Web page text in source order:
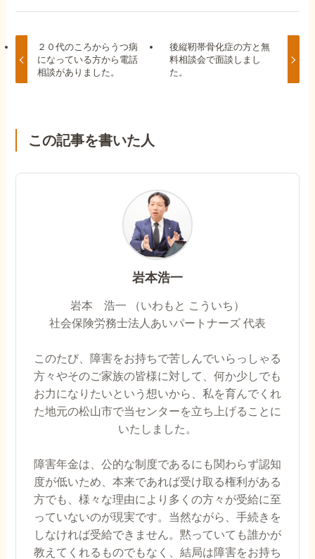
２０代のころからうつ病
になっている方から電話
相談がありました。
後縦靭帯骨化症の方と無
料相談会で面談しまし
た。
この記事を書いた人
岩本浩一
岩本 浩一 （いわもと こういち）
社会保険労務士法人あいパートナーズ 代表
このたび、障害をお持ちで苦しんでいらっしゃる
方々やそのご家族の皆様に対して、何か少しでも
お力になりたいという想いから、私を育んでくれ
た地元の松山市で当センターを立ち上げることに
いたしました。
障害年金は、公的な制度であるにも関わらず認知
度が低いため、本来であれば受け取る権利がある
方でも、様々な理由により多くの方々が受給に至
っていないのが現実です。当然ながら、手続きを
しなければ受給できません。黙っていても誰かが
教えてくれるものでもなく、結局は障害をお持ち